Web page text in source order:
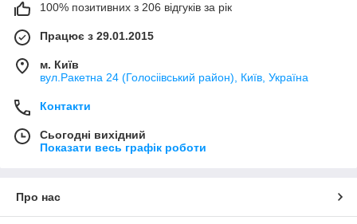
100% позитивних з 206 відгуків за рік
Працює з 29.01.2015
м. Київ
вул.Ракетна 24 (Голосіівський район), Київ, Україна
Контакти
Сьогодні вихідний
Показати весь графік роботи
Про нас